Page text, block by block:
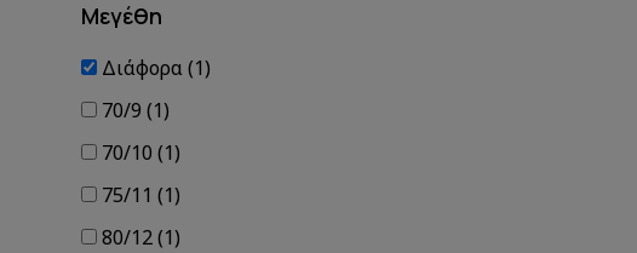
Μεγέθη
Διάφορα (1)
70/9 (1)
70/10 (1)
75/11 (1)
80/12 (1)